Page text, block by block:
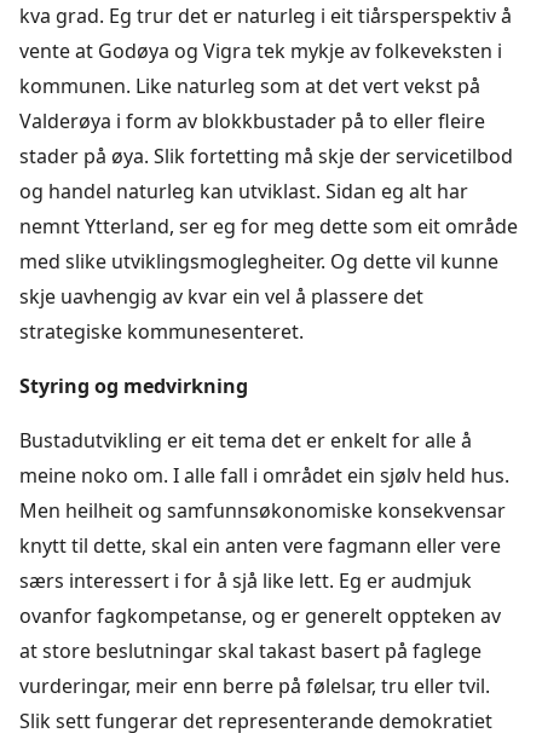
kva grad. Eg trur det er naturleg i eit tiårsperspektiv å
vente at Godøya og Vigra tek mykje av folkeveksten i
kommunen. Like naturleg som at det vert vekst på
Valderøya i form av blokkbustader på to eller fleire
stader på øya. Slik fortetting må skje der servicetilbod
og handel naturleg kan utviklast. Sidan eg alt har
nemnt Ytterland, ser eg for meg dette som eit område
med slike utviklingsmoglegheiter. Og dette vil kunne
skje uavhengig av kvar ein vel å plassere det
strategiske kommunesenteret.
Styring og medvirkning
Bustadutvikling er eit tema det er enkelt for alle å
meine noko om. I alle fall i området ein sjølv held hus.
Men heilheit og samfunnsøkonomiske konsekvensar
knytt til dette, skal ein anten vere fagmann eller vere
særs interessert i for å sjå like lett. Eg er audmjuk
ovanfor fagkompetanse, og er generelt oppteken av
at store beslutningar skal takast basert på faglege
vurderingar, meir enn berre på følelsar, tru eller tvil.
Slik sett fungerar det representerande demokratiet